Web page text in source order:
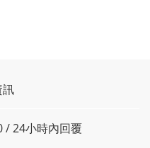
訊
/ 24小時內回覆